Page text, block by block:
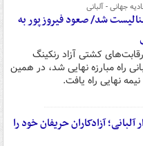
جهانی - آلبانی
شد/ صعود فیروزپور به
کشتی آزاد رنکینگ
راه مبارزه نهایی شد، در همین
نهایی راه یافت.
آزادکاران حریفان خود را